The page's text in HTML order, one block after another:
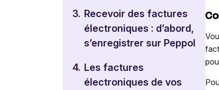
3. Recevoir des factures
électroniques : d’abord,
s’enregistrer sur Peppol
4. Les factures
électroniques de vos